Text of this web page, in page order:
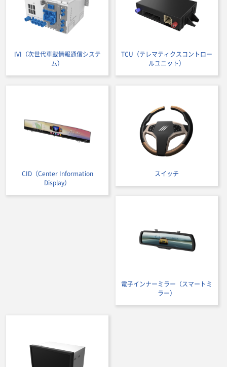
IVI（次世代車載情報通信システ
ム）
TCU（テレマティクスコントロー
ルユニット）
CID（Center Information
Display）
スイッチ
電子インナーミラー（スマートミ
ラー）